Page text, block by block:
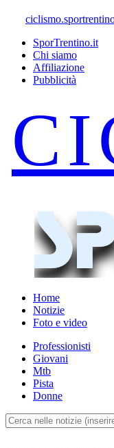
SporTrentino.it
Chi siamo
Affiliazione
Pubblicità
Home
Notizie
Foto e video
Professionisti
Giovani
Mtb
Pista
Donne